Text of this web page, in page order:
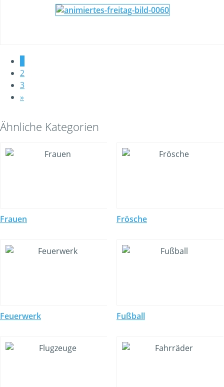
2
3
»
Ähnliche Kategorien
Frauen Frösche
Feuerwerk Fußball